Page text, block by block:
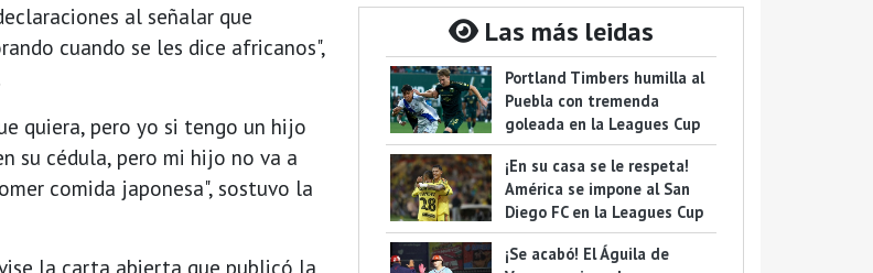
al señalar que
cuando se les dice africanos",
quiera, pero yo si tengo un hijo
su cédula, pero mi hijo no va a
comida japonesa", sostuvo la
la carta abierta que publicó la
Las más leidas
Portland Timbers humilla al
Puebla con tremenda
goleada en la Leagues Cup
¡En su casa se le respeta!
América se impone al San
Diego FC en la Leagues Cup
¡Se acabó! El Águila de